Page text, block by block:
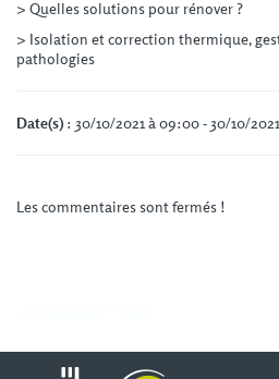
> Quelles solutions pour rénover ?
> Isolation et correction thermique,
pathologies
Date(s): 30/10/2021 à 09:00 - 30/10/
Les commentaires sont fermés !